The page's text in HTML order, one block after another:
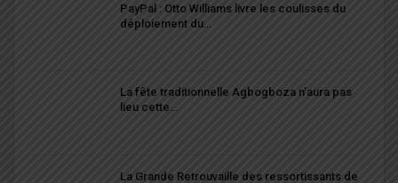
PayPal : Otto Williams livre les coulisses du
déploiement du…
La fête traditionnelle Agbogboza n’aura pas
lieu cette…
La Grande Retrouvaille des ressortissants de